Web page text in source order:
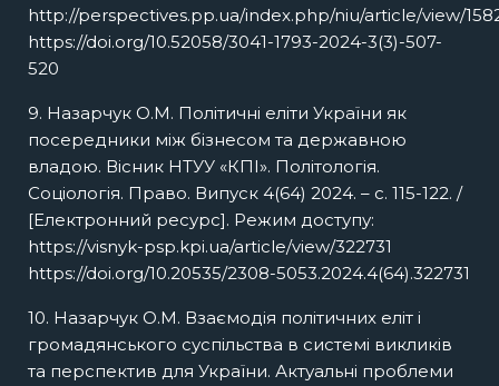
http://perspectives.pp.ua/index.php/niu/article/view/
https://doi.org/10.52058/3041-1793-2024-3(3)-507-
520
9. Назарчук О.М. Політичні еліти України як
посередники між бізнесом та державною
владою. Вісник НТУУ «КПІ». Політологія.
Соціологія. Право. Випуск 4(64) 2024. – с. 115-122. /
[Електронний ресурс]. Режим доступу:
https://visnyk-psp.kpi.ua/article/view/322731
https://doi.org/10.20535/2308-5053.2024.4(64).322731
10. Назарчук О.М. Взаємодія політичних еліт і
громадянського суспільства в системі викликів
та перспектив для України. Актуальні проблеми